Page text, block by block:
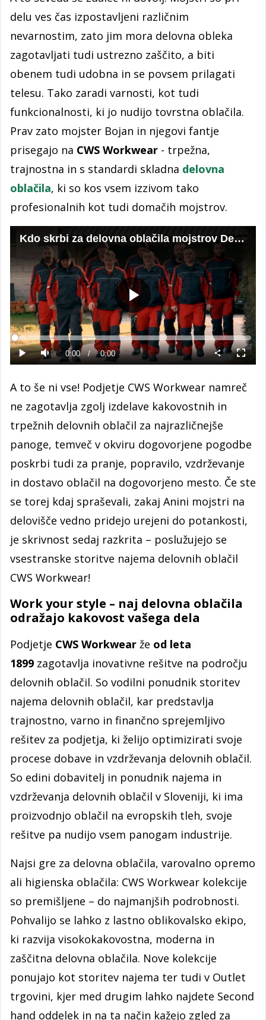
delu ves čas izpostavljeni različnim
nevarnostim, zato jim mora delovna obleka
zagotavljati tudi ustrezno zaščito, a biti
obenem tudi udobna in se povsem prilagati
telesu. Tako zaradi varnosti, kot tudi
funkcionalnosti, ki jo nudijo tovrstna oblačila.
Prav zato mojster Bojan in njegovi fantje
prisegajo na CWS Workwear - trpežna,
trajnostna in s standardi skladna delovna
oblačila, ki so kos vsem izzivom tako
profesionalnih kot tudi domačih mojstrov.
Kdo skrbi za delovna oblačila mojstrov Delovne akcije?
Predvajaj
Predvajaj
Tiho Current
0:00 / Duration
0:00
Loaded:
0%
način
A to še ni vse! Podjetje CWS Workwear namreč
ne zagotavlja zgolj izdelave kakovostnih in
trpežnih delovnih oblačil za najrazličnejše
panoge, temveč v okviru dogovorjene pogodbe
poskrbi tudi za pranje, popravilo, vzdrževanje
in dostavo oblačil na dogovorjeno mesto. Če ste
se torej kdaj spraševali, zakaj Anini mojstri na
delovišče vedno pridejo urejeni do potankosti,
je skrivnost sedaj razkrita – poslužujejo se
vsestranske storitve najema delovnih oblačil
CWS Workwear!
Work your style – naj delovna oblačila
odražajo kakovost vašega dela
Podjetje CWS Workwear že od leta
1899 zagotavlja inovativne rešitve na področju
delovnih oblačil. So vodilni ponudnik storitev
najema delovnih oblačil, kar predstavlja
trajnostno, varno in finančno sprejemljivo
rešitev za podjetja, ki želijo optimizirati svoje
procese dobave in vzdrževanja delovnih oblačil.
So edini dobavitelj in ponudnik najema in
vzdrževanja delovnih oblačil v Sloveniji, ki ima
proizvodnjo oblačil na evropskih tleh, svoje
rešitve pa nudijo vsem panogam industrije.
Najsi gre za delovna oblačila, varovalno opremo
ali higienska oblačila: CWS Workwear kolekcije
so premišljene – do najmanjših podrobnosti.
Pohvalijo se lahko z lastno oblikovalsko ekipo,
ki razvija visokokakovostna, moderna in
zaščitna delovna oblačila. Nove kolekcije
ponujajo kot storitev najema ter tudi v Outlet
trgovini, kjer med drugim lahko najdete Second
hand oddelek in na ta način kažejo zgled za